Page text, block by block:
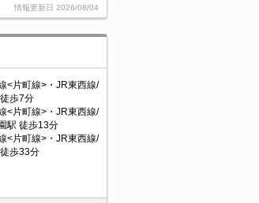
情報更新日 2026/08/04
<片町線>・JR東西線/
歩7分
<片町線>・JR東西線/
駅 徒歩13分
<片町線>・JR東西線/
歩33分